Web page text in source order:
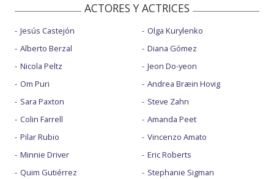
ACTORES Y ACTRICES
Jesús Castejón
Alberto Berzal
Nicola Peltz
Om Puri
Sara Paxton
Colin Farrell
Pilar Rubio
Minnie Driver
Quim Gutiérrez
Olga Kurylenko
Diana Gómez
Jeon Do-yeon
Andrea Bræin Hovig
Steve Zahn
Amanda Peet
Vincenzo Amato
Eric Roberts
Stephanie Sigman